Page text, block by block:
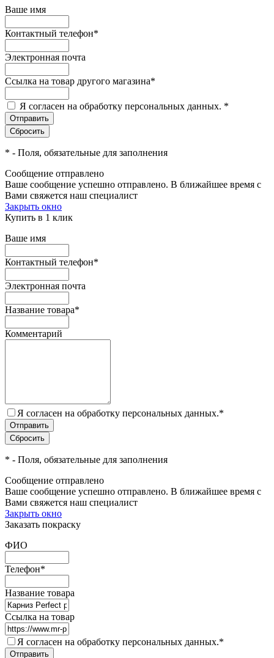
Ваше имя
Контактный телефон*
Электронная почта
Ссылка на товар другого магазина*
Я согласен на обработку персональных данных. *
* - Поля, обязательные для заполнения
Сообщение отправлено
Ваше сообщение успешно отправлено. В ближайшее время с
Вами свяжется наш специалист
Закрыть окно
Купить в 1 клик
Ваше имя
Контактный телефон*
Электронная почта
Название товара*
Комментарий
Я согласен на обработку персональных данных.*
* - Поля, обязательные для заполнения
Сообщение отправлено
Ваше сообщение успешно отправлено. В ближайшее время с
Вами свяжется наш специалист
Закрыть окно
Заказать покраску
ФИО
Телефон*
Название товара
Ссылка на товар
Я согласен на обработку персональных данных.*